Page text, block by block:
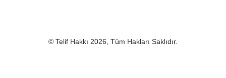
© Telif Hakkı 2026, Tüm Hakları Saklıdır.